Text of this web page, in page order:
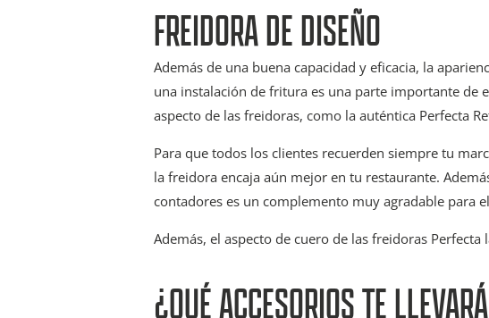
FREIDORA DE DISEÑO
Además de una buena capacidad y eficacia, la
una instalación de fritura es una parte importante de
aspecto de las freidoras, como la auténtica Perfecta
Para que todos los clientes recuerden siempre tu
la freidora encaja aún mejor en tu restaurante.
contadores es un complemento muy agradable para
Además, el aspecto de cuero de las freidoras Perfecta
¿QUÉ ACCESORIOS TE